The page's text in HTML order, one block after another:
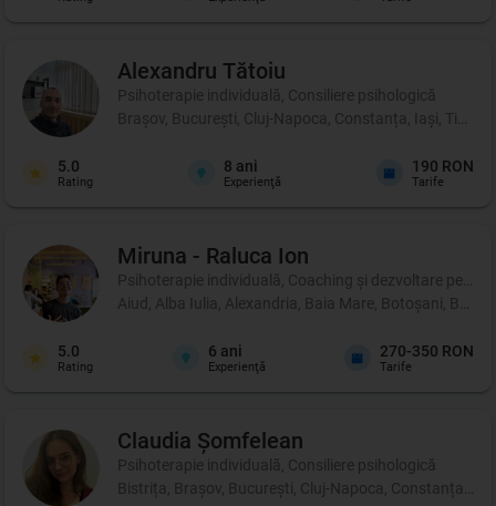
Alexandru Tătoiu
Psihoterapie individuală, Consiliere psihologică
Brașov, București, Cluj-Napoca, Constanța, Iași,
5.0
Rating
8 ani
Experienţă
190 RON
Tarife
Miruna - Raluca Ion
Psihoterapie individuală, Coaching şi dezvoltare
Aiud, Alba Iulia, Alexandria, Baia Mare, Botoșani,
5.0
Rating
6 ani
Experienţă
270-350 RON
Tarife
Claudia Șomfelean
Psihoterapie individuală, Consiliere psihologică
Bistrița, Brașov, București, Cluj-Napoca, Constanța,